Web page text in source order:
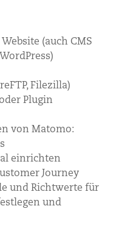
(auch CMS
Filezilla)
Plugin
von Matomo:
einrichten
Journey
und Richtwerte für
und